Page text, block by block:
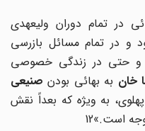
در تمام دوران ولیعهدی
تمام مسائل بازرسی
و حتی در زندگی خصوصی
به بهائی بودن صنیعی
به ویژه که بعداً نقش
است.»12